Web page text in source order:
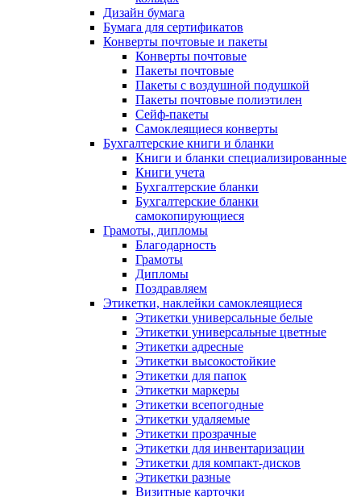
Дизайн бумага
Бумага для сертификатов
Конверты почтовые и пакеты
Конверты почтовые
Пакеты почтовые
Пакеты с воздушной подушкой
Пакеты почтовые полиэтилен
Сейф-пакеты
Самоклеящиеся конверты
Бухгалтерские книги и бланки
Книги и бланки специализированные
Книги учета
Бухгалтерские бланки
Бухгалтерские бланки
самокопирующиеся
Грамоты, дипломы
Благодарность
Грамоты
Дипломы
Поздравляем
Этикетки, наклейки самоклеящиеся
Этикетки универсальные белые
Этикетки универсальные цветные
Этикетки адресные
Этикетки высокостойкие
Этикетки для папок
Этикетки маркеры
Этикетки всепогодные
Этикетки удаляемые
Этикетки прозрачные
Этикетки для инвентаризации
Этикетки для компакт-дисков
Этикетки разные
Визитные карточки